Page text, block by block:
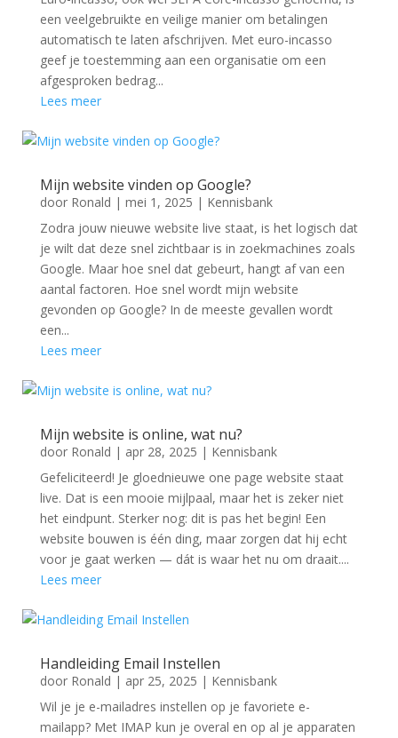
een veelgebruikte en veilige manier om betalingen
automatisch te laten afschrijven. Met euro-incasso
geef je toestemming aan een organisatie om een
afgesproken bedrag...
Lees meer
Mijn website vinden op Google?
door Ronald | mei 1, 2025 | Kennisbank
Zodra jouw nieuwe website live staat, is het logisch dat
je wilt dat deze snel zichtbaar is in zoekmachines zoals
Google. Maar hoe snel dat gebeurt, hangt af van een
aantal factoren. Hoe snel wordt mijn website
gevonden op Google? In de meeste gevallen wordt
een...
Lees meer
Mijn website is online, wat nu?
door Ronald | apr 28, 2025 | Kennisbank
Gefeliciteerd! Je gloednieuwe one page website staat
live. Dat is een mooie mijlpaal, maar het is zeker niet
het eindpunt. Sterker nog: dit is pas het begin! Een
website bouwen is één ding, maar zorgen dat hij echt
voor je gaat werken — dát is waar het nu om draait....
Lees meer
Handleiding Email Instellen
door Ronald | apr 25, 2025 | Kennisbank
Wil je je e-mailadres instellen op je favoriete e-
mailapp? Met IMAP kun je overal en op al je apparaten